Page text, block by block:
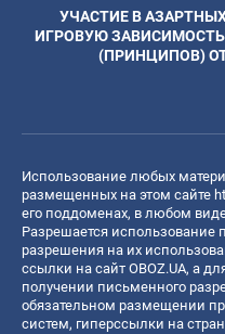
УЧАСТИЕ В
ИГРОВУЮ
(ПРИНЦИПОВ)
Использование любых
размещенных на этом сайте
его поддоменах, в любом
Разрешается использование
разрешения на их
ссылки на сайт OBOZ.UA, а
получении письменного
обязательном размещении
систем, гиперссылки на